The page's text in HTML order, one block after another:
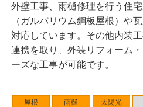
屋根
雨樋 太陽光
外壁工事、雨樋修理を行う住
（ガルバリウム鋼板屋根）や
対応しています。その他内装
連携を取り、外装リフォーム
ーズな工事が可能です。